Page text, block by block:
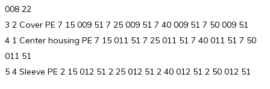
008 22
3 2 Cover PE 7 15 009 51 7 25 009 51 7 40 009 51 7 50 009 51
4 1 Center housing PE 7 15 011 51 7 25 011 51 7 40 011 51 7 50
011 51
5 4 Sleeve PE 2 15 012 51 2 25 012 51 2 40 012 51 2 50 012 51